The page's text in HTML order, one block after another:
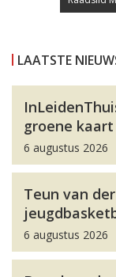
LAATSTE
groene kaart
6 augustus 2026
Teun van
6 augustus 2026